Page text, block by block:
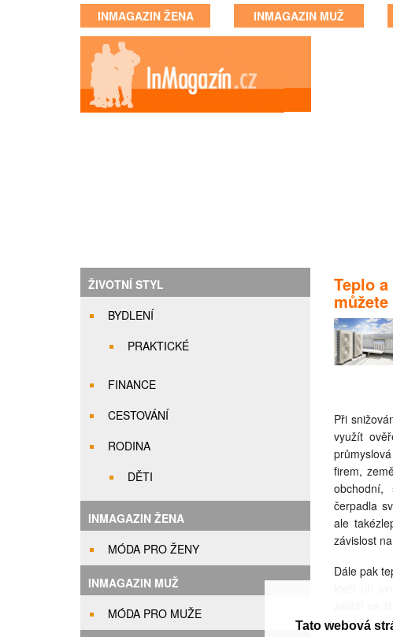
INMAGAZIN ŽENA INMAGAZIN MUŽ
ŽIVOTNÍ STYL
BYDLENÍ
PRAKTICKÉ
FINANCE
CESTOVÁNÍ
RODINA
DĚTI
INMAGAZIN ŽENA
MÓDA PRO ŽENY
INMAGAZIN MUŽ
MÓDA PRO MUŽE
Teplo
Při
využít
firem,
obchodní,
čerpadla
ale
závislost
Dále pak
Tato webová